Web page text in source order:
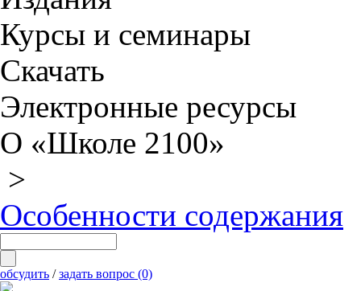
Курсы и семинары
Скачать
Электронные ресурсы
О «Школе 2100»
>
Особенности содержания
обсудить /задать вопрос (0)